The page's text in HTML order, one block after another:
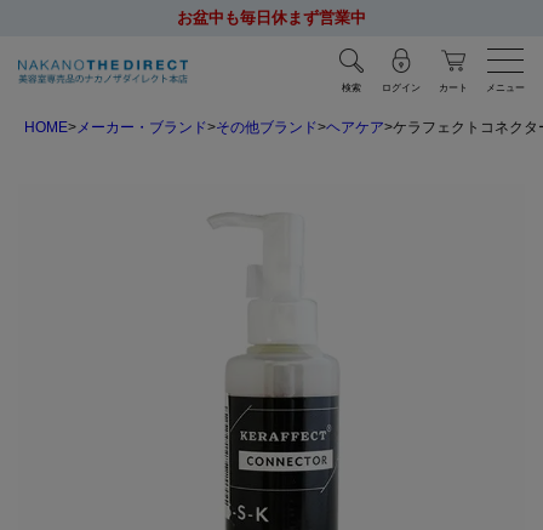
お盆中も毎日休まず営業中
検索 ログイン カート メニュー
HOME メーカー・ブランド その他ブランド ヘアケア ケラフェクトコネク